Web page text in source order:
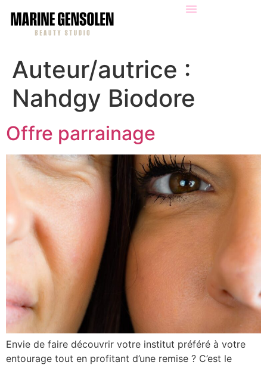
Auteur/autrice :
Nahdgy Biodore
Offre parrainage
Envie de faire découvrir votre institut préféré à votre
entourage tout en profitant d’une remise ? C’est le